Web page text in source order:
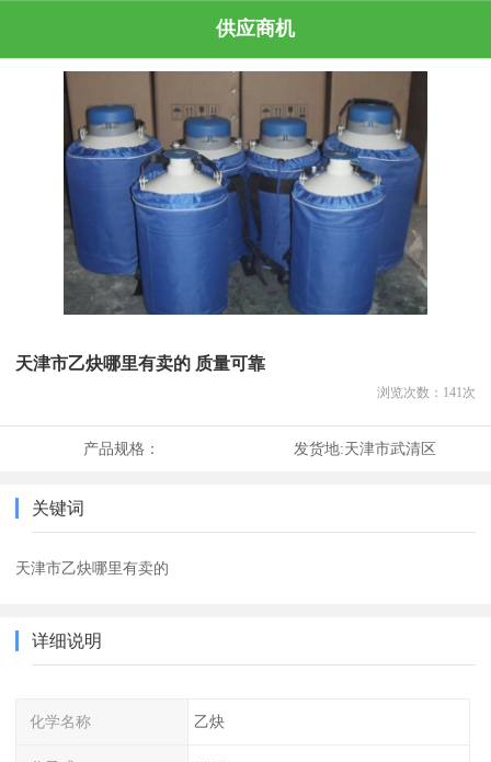
供应商机
天津市乙炔哪里有卖的 质量可靠
浏览次数： 141 次
产品规格： 发货地:天津市武清区
关键词
天津市乙炔哪里有卖的
详细说明
化学名称 乙炔